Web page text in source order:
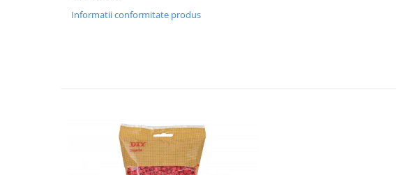
Informatii conformitate produs